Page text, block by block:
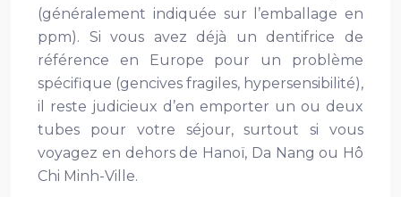
(généralement indiquée sur l’emballage en
ppm). Si vous avez déjà un dentifrice de
référence en Europe pour un problème
spécifique (gencives fragiles, hypersensibilité),
il reste judicieux d’en emporter un ou deux
tubes pour votre séjour, surtout si vous
voyagez en dehors de Hanoï, Da Nang ou Hô
Chi Minh-Ville.